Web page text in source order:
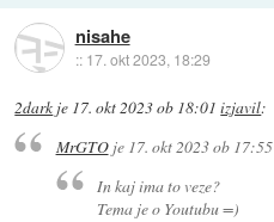
nisahe
:: 17. okt 2023, 18:29
2dark je 17. okt 2023 ob 18:01 izjavil:
MrGTOje 17. okt 2023 ob 17:55
In kaj ima to veze?
Tema je o Youtubu =)